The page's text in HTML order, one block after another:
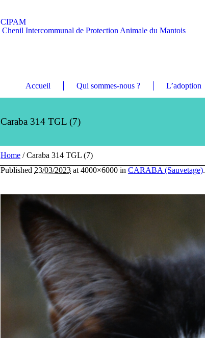
CIPAM
Chenil Intercommunal de Protection Animale du Mantois
Accueil Qui sommes-nous ? L’adoption
Caraba 314 TGL (7)
Home /Caraba 314 TGL (7)
Published 23/03/2023 at 4000×6000 in CARABA (Sauvetage).